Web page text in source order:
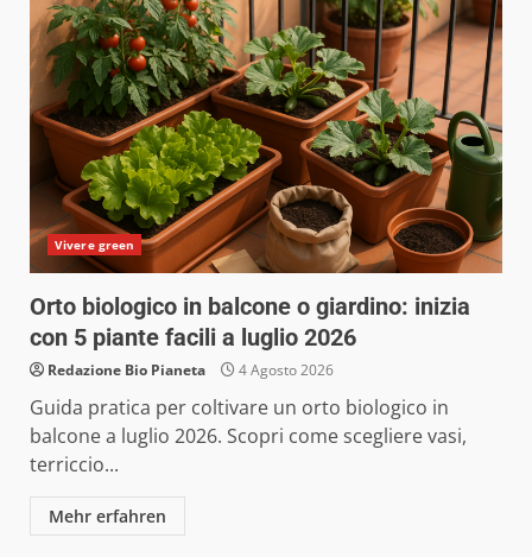
Vivere green
Orto biologico in balcone o giardino: inizia
con 5 piante facili a luglio 2026
Redazione Bio Pianeta 4 Agosto 2026
Guida pratica per coltivare un orto biologico in
balcone a luglio 2026. Scopri come scegliere vasi,
terriccio...
Mehr erfahren